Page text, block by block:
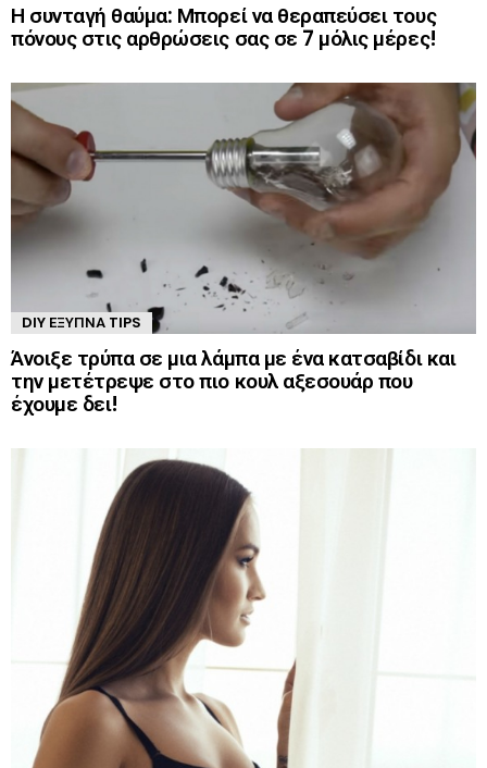
Η συνταγή θαύμα: Μπορεί να θεραπεύσει τους
πόνους στις αρθρώσεις σας σε 7 μόλις μέρες!
DIY ΈΞΥΠΝΑ TIPS
Άνοιξε τρύπα σε μια λάμπα με ένα κατσαβίδι και
την μετέτρεψε στο πιο κουλ αξεσουάρ που
έχουμε δει!